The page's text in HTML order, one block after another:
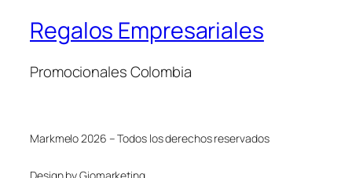
Regalos Empresariales
Promocionales Colombia
Markmelo 2026 – Todos los derechos reservados